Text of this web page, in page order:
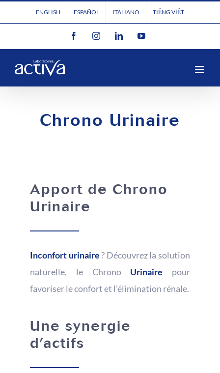
au
ENGLISH ESPAÑOL ITALIANO TIẾNG VIỆT
FacebookInstagramLinkedInYouTube
Chrono Urinaire
Apport de Chrono
Urinaire
Inconfort urinaire? Découvrez la solution
naturelle, le Chrono Urinaire pour
favoriser le confort et l’élimination rénale.
Une synergie
d’actifs